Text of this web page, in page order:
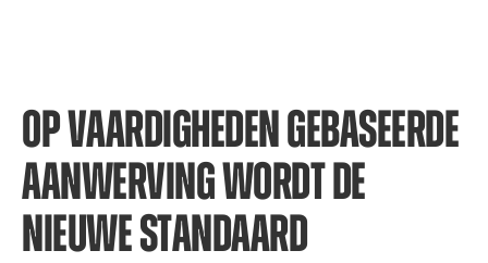
OP VAARDIGHEDEN GEBASEERDE
AANWERVING WORDT DE
NIEUWE STANDAARD